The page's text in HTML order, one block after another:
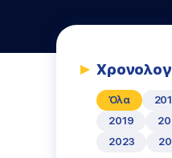
Όλα
2019
2023